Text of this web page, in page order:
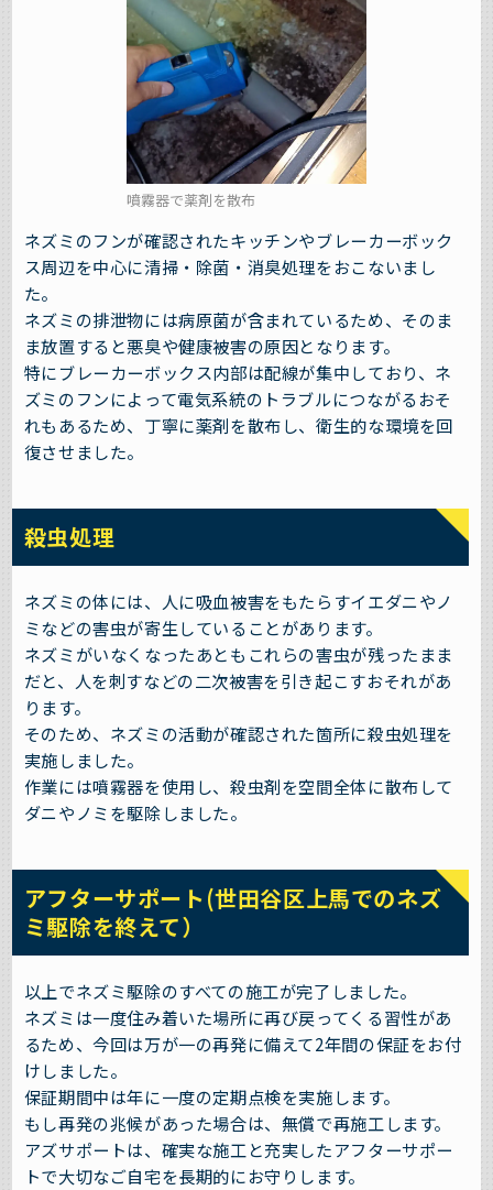
噴霧器で薬剤を散布
ネズミのフンが確認されたキッチンやブレーカーボック
ス周辺を中心に清掃・除菌・消臭処理をおこないまし
た。
ネズミの排泄物には病原菌が含まれているため、そのま
ま放置すると悪臭や健康被害の原因となります。
特にブレーカーボックス内部は配線が集中しており、ネ
ズミのフンによって電気系統のトラブルにつながるおそ
れもあるため、丁寧に薬剤を散布し、衛生的な環境を回
復させました。
殺虫処理
ネズミの体には、人に吸血被害をもたらすイエダニやノ
ミなどの害虫が寄生していることがあります。
ネズミがいなくなったあともこれらの害虫が残ったまま
だと、人を刺すなどの二次被害を引き起こすおそれがあ
ります。
そのため、ネズミの活動が確認された箇所に殺虫処理を
実施しました。
作業には噴霧器を使用し、殺虫剤を空間全体に散布して
ダニやノミを駆除しました。
アフターサポート(世田谷区上馬でのネズ
ミ駆除を終えて）
以上でネズミ駆除のすべての施工が完了しました。
ネズミは一度住み着いた場所に再び戻ってくる習性があ
るため、今回は万が一の再発に備えて2年間の保証をお付
けしました。
保証期間中は年に一度の定期点検を実施します。
もし再発の兆候があった場合は、無償で再施工します。
アズサポートは、確実な施工と充実したアフターサポー
トで大切なご自宅を長期的にお守りします。